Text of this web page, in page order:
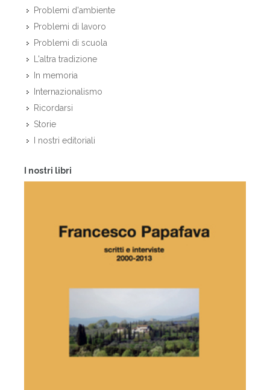
Problemi d'ambiente
Problemi di lavoro
Problemi di scuola
L'altra tradizione
In memoria
Internazionalismo
Ricordarsi
Storie
I nostri editoriali
I nostri libri